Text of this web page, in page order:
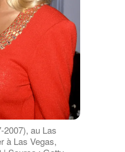
2007), au Las
à Las Vegas,